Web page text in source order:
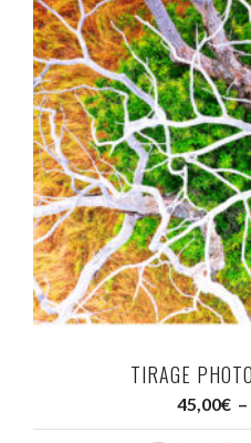
plusieurs
variations.
Les
options
peuvent
être
choisies
sur
la
page
TIRAGE
45,00€ –